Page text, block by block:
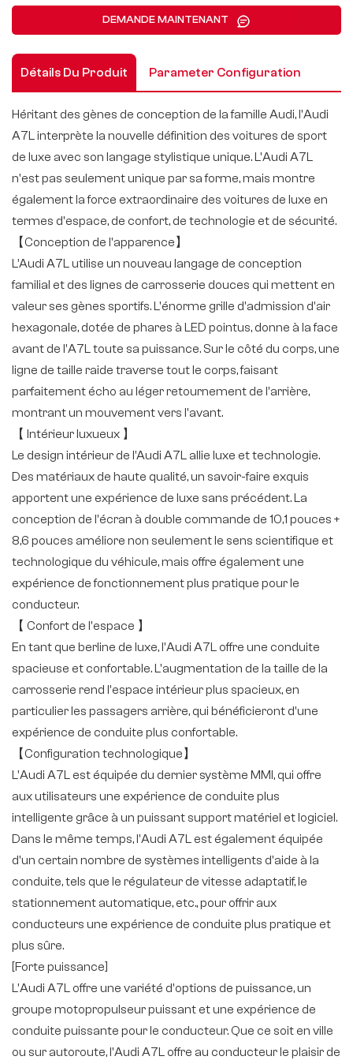
DEMANDE MAINTENANT
Détails Du Produit Parameter Configuration
Héritant des gènes de conception de la famille Audi, l'Audi
A7L interprète la nouvelle définition des voitures de sport
de luxe avec son langage stylistique unique. L'Audi A7L
n'est pas seulement unique par sa forme, mais montre
également la force extraordinaire des voitures de luxe en
termes d'espace, de confort, de technologie et de sécurité.
【Conception de l'apparence】
L’Audi A7L utilise un nouveau langage de conception
familial et des lignes de carrosserie douces qui mettent en
valeur ses gènes sportifs. L'énorme grille d'admission d'air
hexagonale, dotée de phares à LED pointus, donne à la face
avant de l'A7L toute sa puissance. Sur le côté du corps, une
ligne de taille raide traverse tout le corps, faisant
parfaitement écho au léger retournement de l'arrière,
montrant un mouvement vers l'avant.
【 Intérieur luxueux 】
Le design intérieur de l’Audi A7L allie luxe et technologie.
Des matériaux de haute qualité, un savoir-faire exquis
apportent une expérience de luxe sans précédent. La
conception de l'écran à double commande de 10,1 pouces +
8,6 pouces améliore non seulement le sens scientifique et
technologique du véhicule, mais offre également une
expérience de fonctionnement plus pratique pour le
conducteur.
【 Confort de l'espace 】
En tant que berline de luxe, l'Audi A7L offre une conduite
spacieuse et confortable. L'augmentation de la taille de la
carrosserie rend l'espace intérieur plus spacieux, en
particulier les passagers arrière, qui bénéficieront d'une
expérience de conduite plus confortable.
【Configuration technologique】
L'Audi A7L est équipée du dernier système MMI, qui offre
aux utilisateurs une expérience de conduite plus
intelligente grâce à un puissant support matériel et logiciel.
Dans le même temps, l'Audi A7L est également équipée
d'un certain nombre de systèmes intelligents d'aide à la
conduite, tels que le régulateur de vitesse adaptatif, le
stationnement automatique, etc., pour offrir aux
conducteurs une expérience de conduite plus pratique et
plus sûre.
[Forte puissance]
L'Audi A7L offre une variété d'options de puissance, un
groupe motopropulseur puissant et une expérience de
conduite puissante pour le conducteur. Que ce soit en ville
ou sur autoroute, l'Audi A7L offre au conducteur le plaisir de